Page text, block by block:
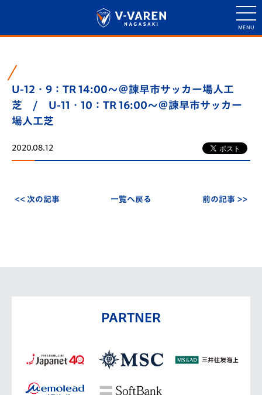
U-12・9：TR 14:00～＠諫早市サッカー場人工
芝 / U-11・10：TR 16:00～＠諫早市サッカー
場人工芝
2020.08.12
<< 次の記事 一覧へ戻る 前の記事 >>
PARTNER